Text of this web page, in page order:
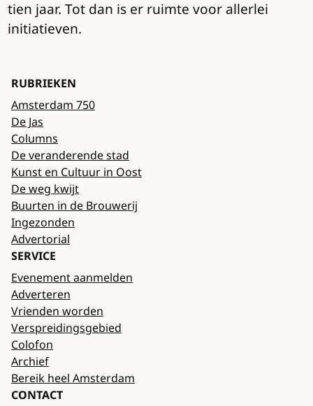
tien jaar. Tot dan is er ruimte voor allerlei
initiatieven.
RUBRIEKEN
Amsterdam 750
De Jas
Columns
De veranderende stad
Kunst en Cultuur in Oost
De weg kwijt
Buurten in de Brouwerij
Ingezonden
Advertorial
SERVICE
Evenement aanmelden
Adverteren
Vrienden worden
Verspreidingsgebied
Colofon
Archief
Bereik heel Amsterdam
CONTACT